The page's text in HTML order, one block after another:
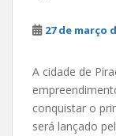
27 de março
A cidade de
conquistar o
será lançado